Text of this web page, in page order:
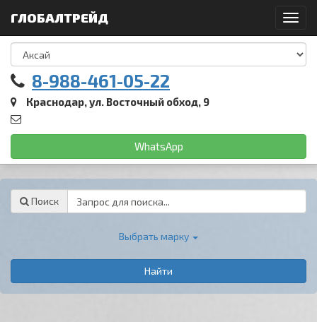
ГЛОБАЛТРЕЙД
8-988-461-05-22
Краснодар, ул. Восточный обход, 9
WhatsApp
Поиск
Выбрать марку
Найти